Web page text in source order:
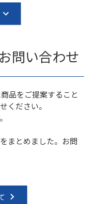
問い合わせ
品をご提案すること
ください。
まとめました。お問